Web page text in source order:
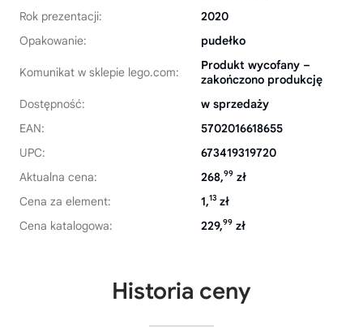
Rok prezentacji:
2020
Opakowanie:
pudełko
Komunikat w sklepie lego.com:
Produkt wycofany –
zakończono produkcję
Dostępność:
w sprzedaży
EAN:
5702016618655
UPC:
673419319720
Aktualna cena:
268,99 zł
Cena za element:
1,13 zł
Cena katalogowa:
229,99 zł
Historia ceny